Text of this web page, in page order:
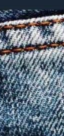
Publicado em